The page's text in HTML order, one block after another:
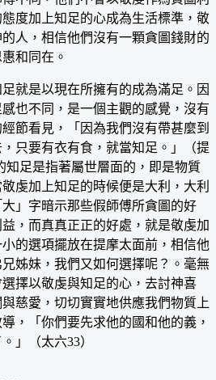
度加上知足的心成為生活標準，敬
人，相信他們沒有一顆貪圖錢財的
和同在。
是以現在所擁有的成為滿足。因
也不同，是一個主觀的感覺，沒有
節看見，「因為我們沒有帶甚麼到
只要有衣有食，就當知足。」（提
知足是指著屬世層面的，即是物質
虔加上知足的時候便是大利，大利
」字暗示那些假師傅所貪圖的好
，而真真正正的好處，就是敬虔加
小的選項擺放在提摩太面前，相信他
姊妹，我們又如何選擇呢？。毫無
擇以敬虔與知足的心，去討神喜
慈愛，切切實實地供應我們物質上
，「你們要先求他的國和他的義，
」（太六33）